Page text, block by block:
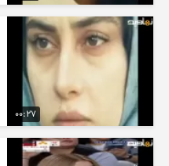
00:27